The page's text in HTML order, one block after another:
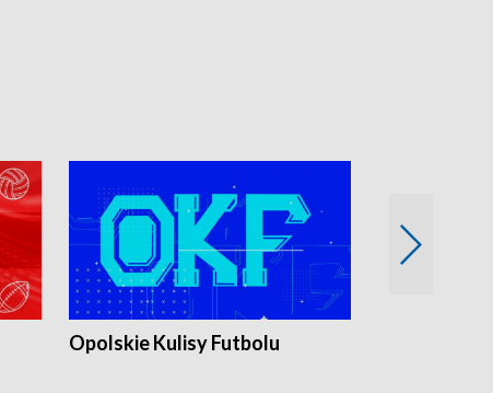
Opolskie Kulisy Futbolu